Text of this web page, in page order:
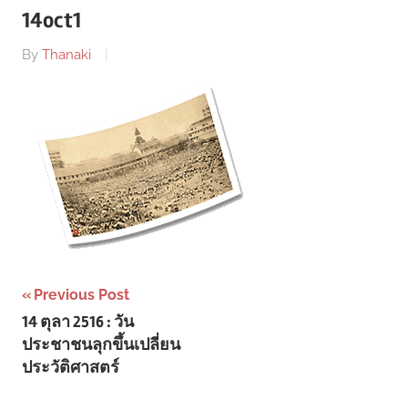
14oct1
By Thanaki
Post
navigation
Previous Post
14 ตุลา 2516 : วัน
ประชาชนลุกขึ้นเปลี่ยน
ประวัติศาสตร์